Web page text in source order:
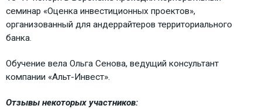
семинар «Оценка инвестиционных проектов»,
организованный для андеррайтеров территориального
банка.
Обучение вела Ольга Сенова, ведущий консультант
компании «Альт-Инвест».
Отзывы некоторых участников: